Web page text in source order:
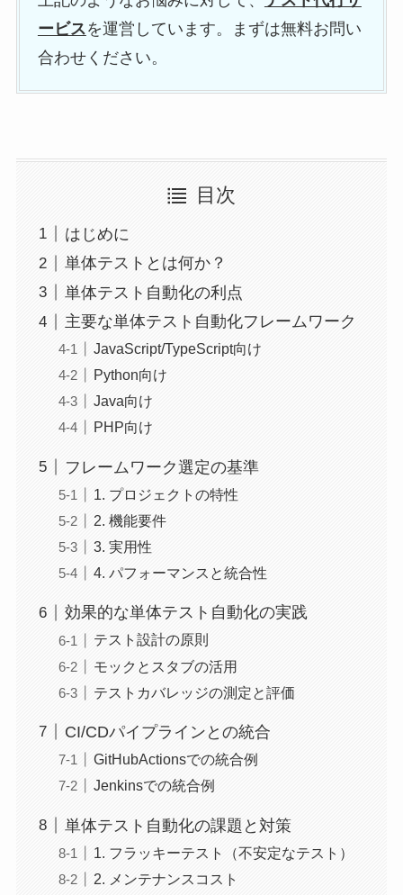
ービスを運営しています。まずは無料お問い
合わせください。
目次
はじめに
単体テストとは何か？
単体テスト自動化の利点
主要な単体テスト自動化フレームワーク
JavaScript/TypeScript向け
Python向け
Java向け
PHP向け
フレームワーク選定の基準
1. プロジェクトの特性
2. 機能要件
3. 実用性
4. パフォーマンスと統合性
効果的な単体テスト自動化の実践
テスト設計の原則
モックとスタブの活用
テストカバレッジの測定と評価
CI/CDパイプラインとの統合
GitHubActionsでの統合例
Jenkinsでの統合例
単体テスト自動化の課題と対策
1. フラッキーテスト（不安定なテスト）
2. メンテナンスコスト